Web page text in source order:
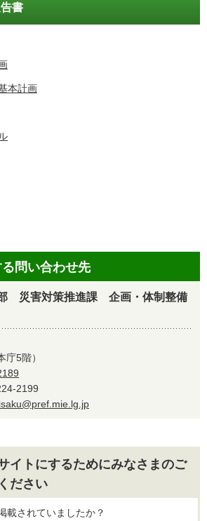
書
本計画
問い合わせ先
災害対策推進課 企画・体制整備
5階）
2199
イトにするためにみなさまのご
ださい
載されていましたか？